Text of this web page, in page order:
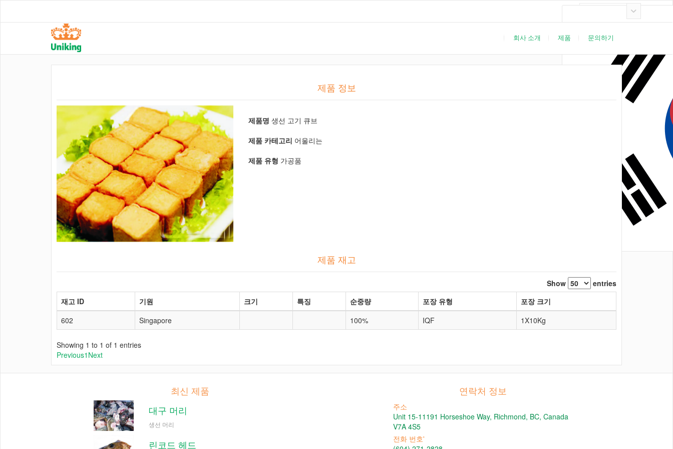
회사 소개 제품 문의하기
제품 정보
제품명 생선 고기 큐브
제품 카테고리 어울리는
제품 유형 가공품
제품 재고
Show
entries
재고 ID
기원 크기 특징 순중량 포장 유형
포장 크기
602
Singapore 100% IQF 1X10Kg
Showing 1 to 1 of 1 entries
Previous1 Next
최신 제품
대구 머리
생선 머리
린코드 헤드
연락처 정보
주소
Unit 15-11191 Horseshoe Way, Richmond, BC, Canada
V7A 4S5
전화 번호'